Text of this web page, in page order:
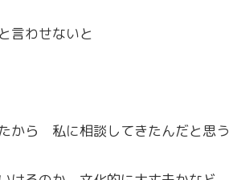
言わせないと
から 私に相談してきたんだと思う